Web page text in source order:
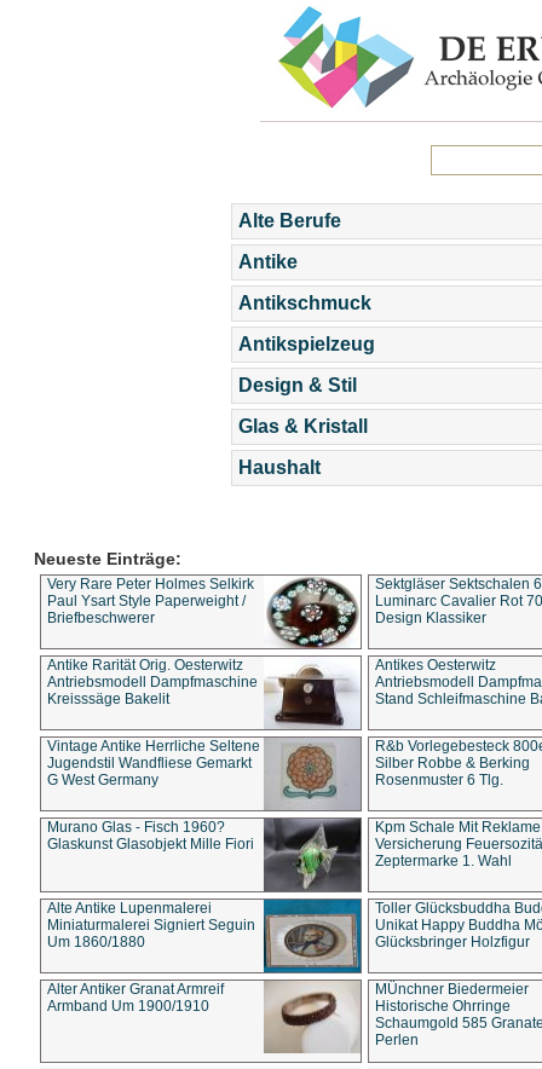
Alte Berufe
Antike
Antikschmuck
Antikspielzeug
Design & Stil
Glas & Kristall
Haushalt
Neueste Einträge:
Very Rare Peter Holmes Selkirk
Paul Ysart Style Paperweight /
Briefbeschwerer
Sektgläser Sektschalen
Luminarc Cavalier Rot
Design Klassiker
Antike Rarität Orig. Oesterwitz
Antriebsmodell Dampfmaschine
Kreisssäge Bakelit
Antikes Oesterwitz
Antriebsmodell
Stand Schleifmaschine
Vintage Antike Herrliche Seltene
Jugendstil Wandfliese Gemarkt
G West Germany
R&b Vorlegebesteck
Silber Robbe & Berking
Rosenmuster 6 Tlg.
Murano Glas - Fisch 1960?
Glaskunst Glasobjekt Mille Fiori
Kpm Schale Mit Reklame
Versicherung
Zeptermarke 1. Wahl
Alte Antike Lupenmalerei
Miniaturmalerei Signiert Seguin
Um 1860/1880
Toller Glücksbuddha
Unikat Happy Buddha
Glücksbringer Holzfigur
Alter Antiker Granat Armreif
Armband Um 1900/1910
MÜnchner Biedermeier
Historische Ohrringe
Schaumgold 585
Perlen